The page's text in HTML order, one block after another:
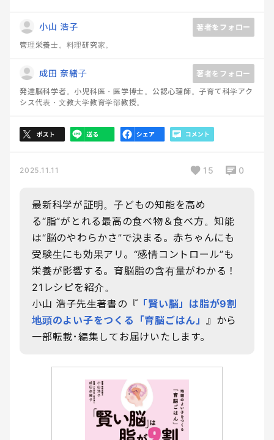
小山 浩子
著者をフォロー
管理栄養士。料理研究家。
成田 奈緒子
著者をフォロー
発達脳科学者。小児科医・医学博士。公認心理師。子育て科学アク
シス代表・文教大学教育学部教授。
2025.11.11 15 0
最新科学が証明。子どもの知能を高め
る“脂”がとれる最高の食べ物＆食べ方。知能
は“脳のやわらかさ”で決まる。赤ちゃんにも
受験生にも効果アリ。“感情コントロール”も
栄養が影響する。育脳脂の含有量がわかる！
21レシピを紹介。
小山 浩子先生著書の『 「賢い脳」は脂が9割
地頭のよい子をつくる「育脳ごはん」 』から
一部転載･編集してお届けいたします。